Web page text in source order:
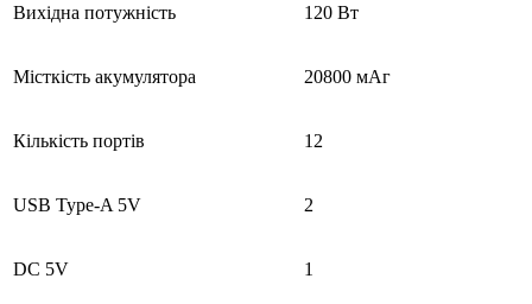
Вихідна потужність 120 Вт
Місткість акумулятора 20800 мАг
Кількість портів 12
USB Type-A 5V 2
DC 5V 1